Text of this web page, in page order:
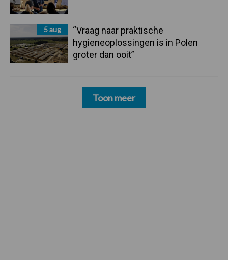
5 aug
“Vraag naar praktische
hygieneoplossingen is in Polen
groter dan ooit”
Toon meer